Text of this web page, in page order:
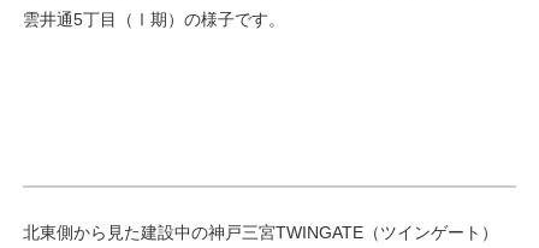
雲井通5丁目（Ⅰ期）の様子です。
北東側から見た建設中の神戸三宮TWINGATE（ツインゲート）